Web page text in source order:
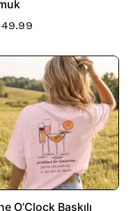
O’Clock Baskılı